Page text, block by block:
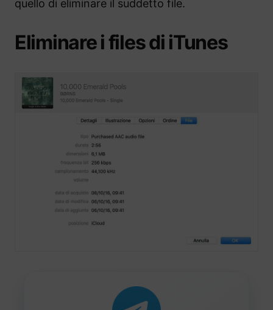
quello di eliminare il suddetto file.
Eliminare i files di iTunes